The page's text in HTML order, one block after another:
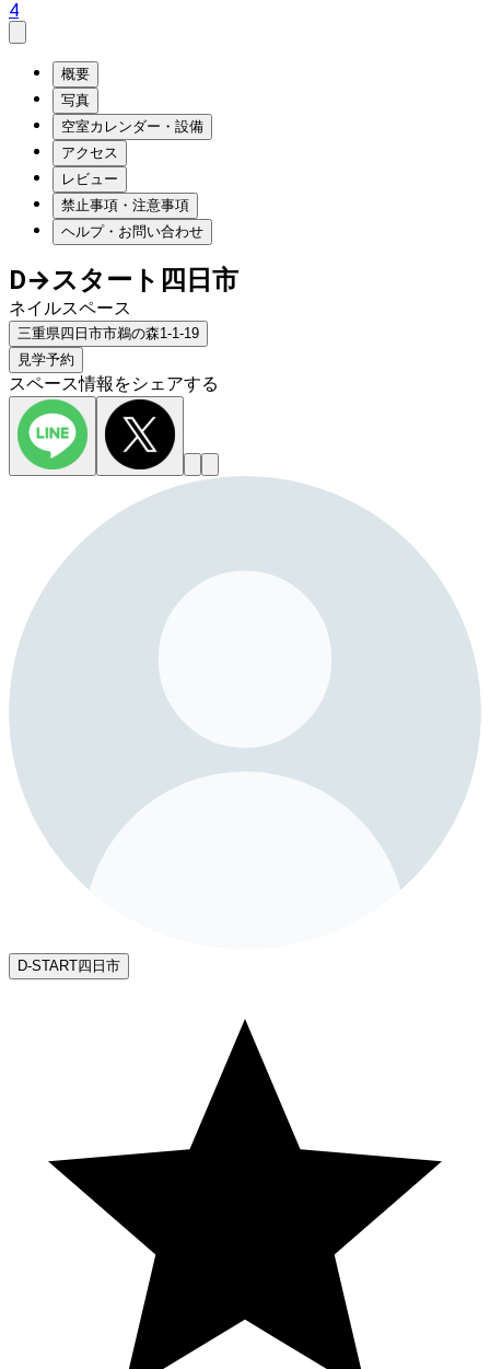
4
概要
写真
空室カレンダー・設備
アクセス
レビュー
禁止事項・注意事項
ヘルプ・お問い合わせ
D→スタート四日市
ネイルスペース
三重県四日市市鵜の森1-1-19
見学予約
スペース情報をシェアする
D-START四日市